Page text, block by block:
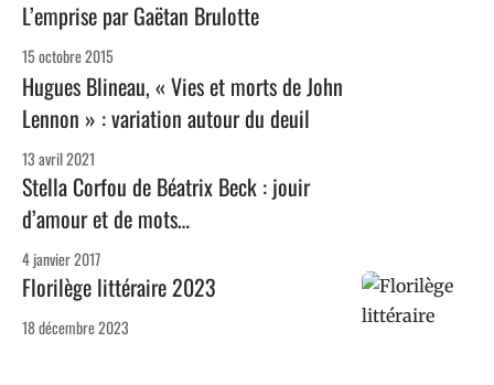
L’emprise par Gaëtan Brulotte
15 octobre 2015
Hugues Blineau, « Vies et morts de John
Lennon » : variation autour du deuil
13 avril 2021
Stella Corfou de Béatrix Beck : jouir
d’amour et de mots…
4 janvier 2017
Florilège littéraire 2023
18 décembre 2023